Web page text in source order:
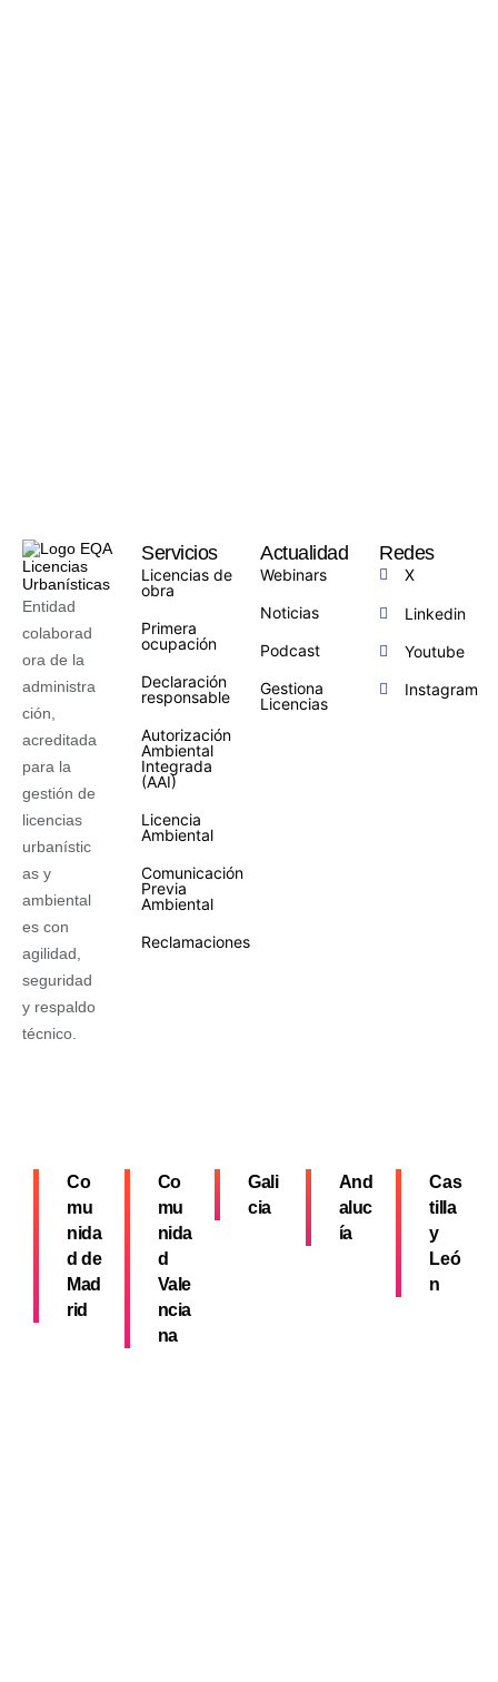
Entidad
colaborad
ora de la
administra
ción,
acreditada
para la
gestión de
licencias
urbanístic
as y
ambiental
es con
agilidad,
seguridad
y respaldo
técnico.
Servicios
Licencias de
obra
Primera
ocupación
Declaración
responsable
Autorización
Ambiental
Integrada
(AAI)
Licencia
Ambiental
Comunicación
Previa
Ambiental
Reclamaciones
Actualidad
Webinars
Noticias
Podcast
Gestiona
Licencias
Redes
X
Linkedin
Youtube
Instagram
Co
mu
nida
d de
Mad
rid
Co
mu
nida
d
Vale
ncia
na
Gali
cia
And
aluc
ía
Cas
tilla
y
Leó
n